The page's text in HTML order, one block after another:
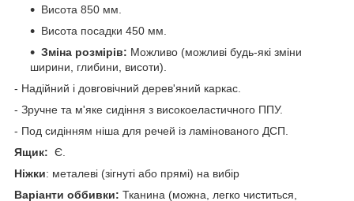
Висота 850 мм.
Висота посадки 450 мм.
Зміна розмірів: Можливо (можливі будь-які зміни
ширини, глибини, висоти).
- Надійний і довговічний дерев'яний каркас.
- Зручне та м'яке сидіння з високоеластичного ППУ.
- Под сидінням ніша для речей із ламінованого ДСП.
Ящик: Є.
Ніжки: металеві (зігнуті або прямі) на вибір
Варіанти оббивки: Тканина (можна, легко чиститься,